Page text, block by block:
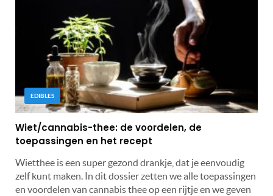
EDIBLES
Wiet/cannabis-thee: de voordelen, de
toepassingen en het recept
Wietthee is een super gezond drankje, dat je eenvoudig
zelf kunt maken. In dit dossier zetten we alle toepassingen
en voordelen van cannabis thee op een rijtje en we geven